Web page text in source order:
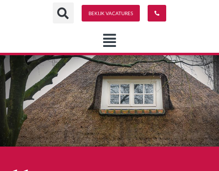
BEKIJK VACATURES